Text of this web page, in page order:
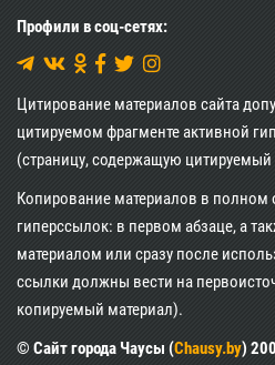
Профили в соц-сетях:
Цитирование материалов сайта
цитируемом фрагменте активной
(страницу, содержащую цитируемый
Копирование материалов в полном
гиперссылок: в первом абзаце, а
материалом или сразу после
ссылки должны вести на
копируемый материал).
© Сайт города Чаусы (Chausy.by)